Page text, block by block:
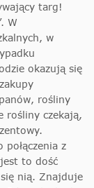
targ!
W
w
okazują się
rośliny
rośliny czekają,
z
to dość
nią. Znajduje